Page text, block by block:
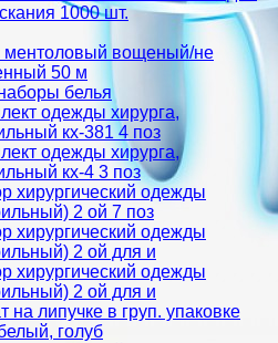
1000 шт.
ментоловый вощеный/не
50 м
белья
одежды хирурга,
кх-381 4 поз
одежды хирурга,
кх-4 3 поз
хирургический одежды
2 ой 7 поз
хирургический одежды
2 ой для и
хирургический одежды
2 ой для и
на липучке в груп. упаковке
голуб